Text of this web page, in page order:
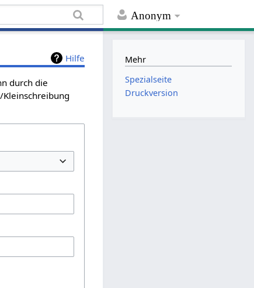
Anonym
Hilfe
durch die
Mehr
Spezialseite
Druckversion